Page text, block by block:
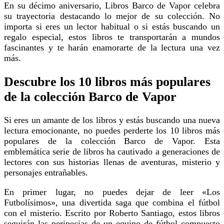
en su décimo aniversario, Libros Barco de Vapor celebra
su trayectoria destacando lo mejor de su colección. No
importa si eres un lector habitual o si estás buscando un
regalo especial, estos libros te transportarán a mundos
fascinantes y te harán enamorarte de la lectura una vez
más.
Descubre los 10 libros más populares
de la colección Barco de Vapor
Si eres un amante de los libros y estás buscando una nueva
lectura emocionante, no puedes perderte los 10 libros más
populares de la colección Barco de Vapor. Esta
emblemática serie de libros ha cautivado a generaciones de
lectores con sus historias llenas de aventuras, misterio y
personajes entrañables.
En primer lugar, no puedes dejar de leer «Los
Futbolísimos», una divertida saga que combina el fútbol
con el misterio. Escrito por Roberto Santiago, estos libros